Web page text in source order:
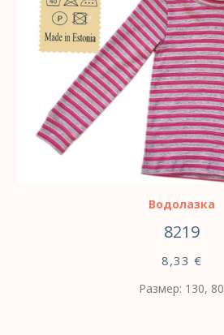
ВЫБЕРИТЕ ПАРАМЕТРЫ
Водолазка
8219
8,33 €
Размер: 130, 80